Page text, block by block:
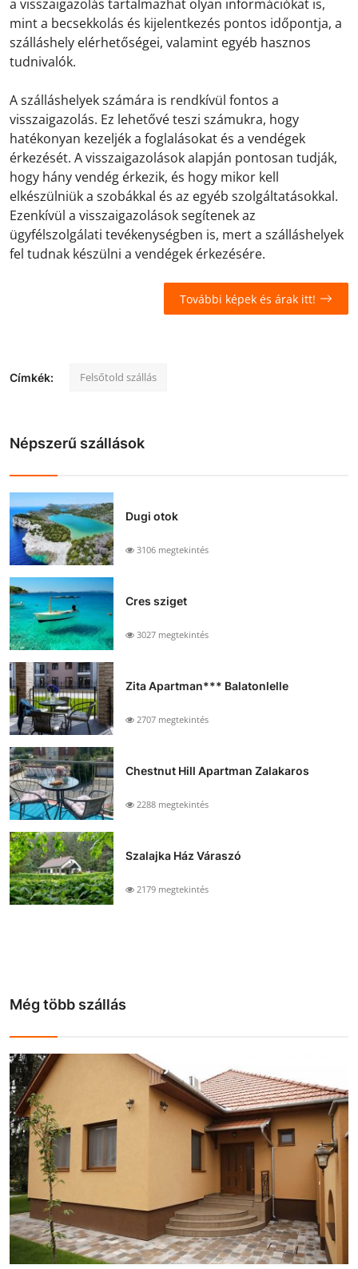
a visszaigazolás tartalmazhat olyan információkat is,
mint a becsekkolás és kijelentkezés pontos időpontja, a
szálláshely elérhetőségei, valamint egyéb hasznos
tudnivalók.
A szálláshelyek számára is rendkívül fontos a
visszaigazolás. Ez lehetővé teszi számukra, hogy
hatékonyan kezeljék a foglalásokat és a vendégek
érkezését. A visszaigazolások alapján pontosan tudják,
hogy hány vendég érkezik, és hogy mikor kell
elkészülniük a szobákkal és az egyéb szolgáltatásokkal.
Ezenkívül a visszaigazolások segítenek az
ügyfélszolgálati tevékenységben is, mert a szálláshelyek
fel tudnak készülni a vendégek érkezésére.
További képek és árak itt!
Címkék: Felsőtold szállás
Népszerű szállások
Dugi otok
3106 megtekintés
Cres sziget
3027 megtekintés
Zita Apartman*** Balatonlelle
2707 megtekintés
Chestnut Hill Apartman Zalakaros
2288 megtekintés
Szalajka Ház Váraszó
2179 megtekintés
Még több szállás